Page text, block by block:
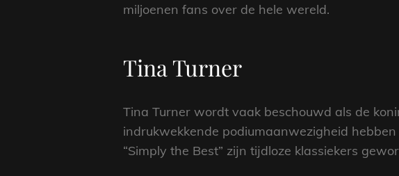
miljoenen fans over de hele wereld.
Tina Turner
Tina Turner wordt vaak beschouwd als de
indrukwekkende podiumaanwezigheid
“Simply the Best” zijn tijdloze klassiekers